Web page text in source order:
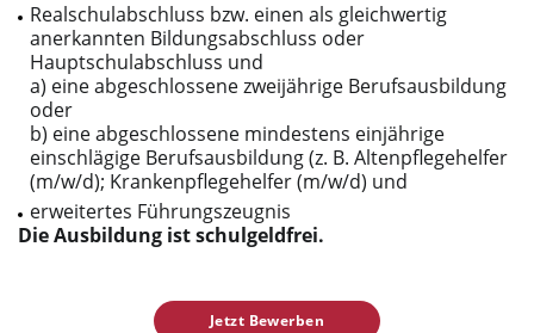
Realschulabschluss bzw. einen als gleichwertig
anerkannten Bildungsabschluss oder
Hauptschulabschluss und
a) eine abgeschlossene zweijährige Berufsausbildung
oder
b) eine abgeschlossene mindestens einjährige
einschlägige Berufsausbildung (z. B. Altenpflegehelfer
(m/w/d); Krankenpflegehelfer (m/w/d) und
erweitertes Führungszeugnis
Die Ausbildung ist schulgeldfrei.
Jetzt Bewerben